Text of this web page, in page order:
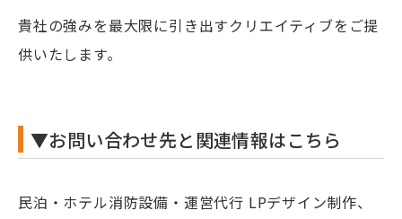
貴社の強みを最大限に引き出すクリエイティブをご提
供いたします。
▼お問い合わせ先と関連情報はこちら
民泊・ホテル消防設備・運営代行 LPデザイン制作、